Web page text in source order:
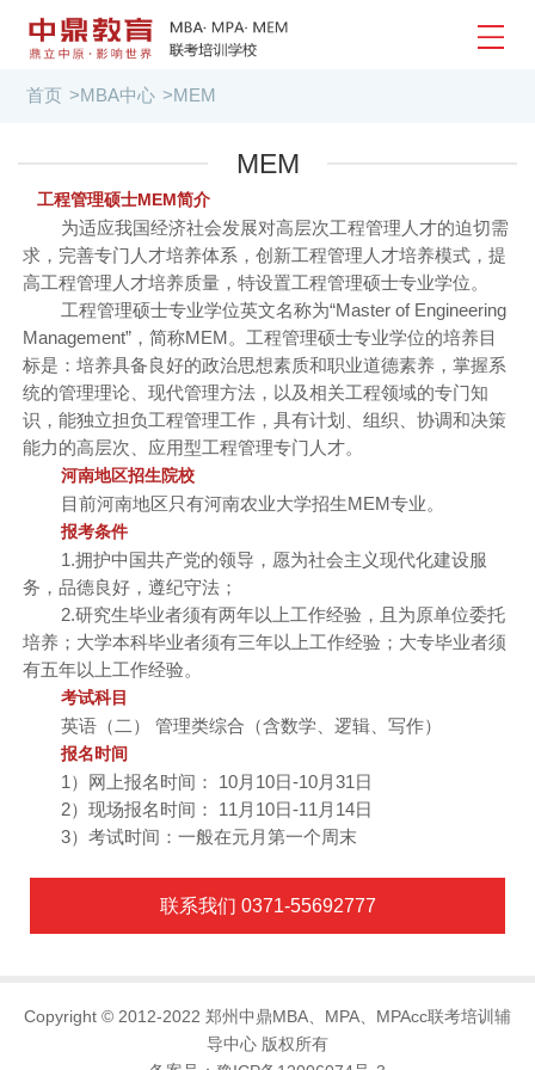
首页 >MBA中心 >MEM
MEM
工程管理硕士MEM简介
为适应我国经济社会发展对高层次工程管理人才的迫切需
求，完善专门人才培养体系，创新工程管理人才培养模式，提
高工程管理人才培养质量，特设置工程管理硕士专业学位。
工程管理硕士专业学位英文名称为“Master of Engineering
Management”，简称MEM。工程管理硕士专业学位的培养目
标是：培养具备良好的政治思想素质和职业道德素养，掌握系
统的管理理论、现代管理方法，以及相关工程领域的专门知
识，能独立担负工程管理工作，具有计划、组织、协调和决策
能力的高层次、应用型工程管理专门人才。
河南地区招生院校
目前河南地区只有河南农业大学招生MEM专业。
报考条件
1.拥护中国共产党的领导，愿为社会主义现代化建设服
务，品德良好，遵纪守法；
2.研究生毕业者须有两年以上工作经验，且为原单位委托
培养；大学本科毕业者须有三年以上工作经验；大专毕业者须
有五年以上工作经验。
考试科目
英语（二） 管理类综合（含数学、逻辑、写作）
报名时间
1）网上报名时间： 10月10日-10月31日
2）现场报名时间： 11月10日-11月14日
3）考试时间：一般在元月第一个周末
联系我们 0371-55692777
Copyright © 2012-2022 郑州中鼎MBA、MPA、MPAcc联考培训辅
导中心 版权所有